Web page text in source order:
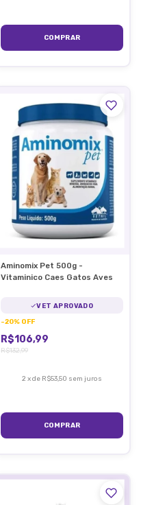
Aminomix Pet 500g -
Vitaminico Caes Gatos Aves
VET APROVADO
-20% OFF
R$106,99
R$132,99
2 xde R$53,50 sem juros